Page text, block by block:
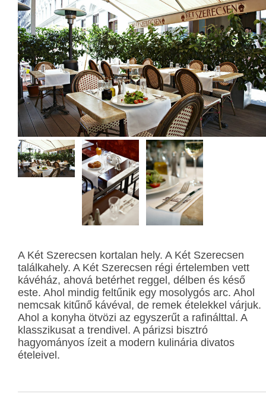
A Két Szerecsen kortalan hely. A Két Szerecsen
találkahely. A Két Szerecsen régi értelemben vett
kávéház, ahová betérhet reggel, délben és késő
este. Ahol mindig feltűnik egy mosolygós arc. Ahol
nemcsak kitűnő kávéval, de remek ételekkel várjuk.
Ahol a konyha ötvözi az egyszerűt a rafinálttal. A
klasszikusat a trendivel. A párizsi bisztró
hagyományos ízeit a modern kulinária divatos
ételeivel.